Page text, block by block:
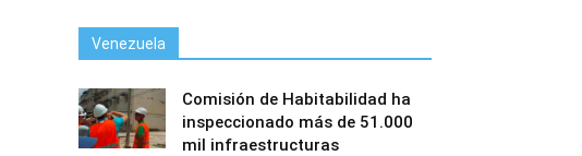
Venezuela
Comisión de Habitabilidad ha
inspeccionado más de 51.000
mil infraestructuras